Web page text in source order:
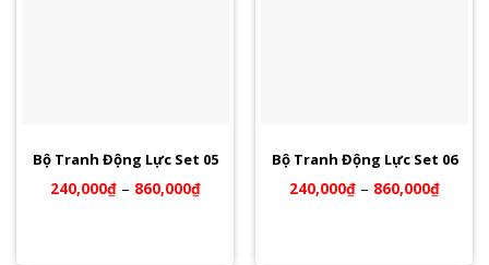
Bộ Tranh Động Lực Set 05
240,000₫– 860,000₫
Bộ Tranh Động Lực Set 06
240,000₫– 860,000₫